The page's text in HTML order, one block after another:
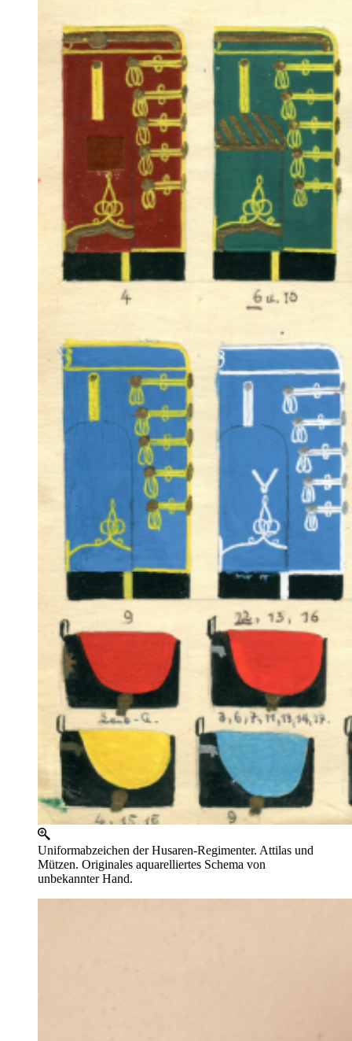
Uniformabzeichen der Husaren-Regimenter. Attilas und
Mützen. Originales aquarelliertes Schema von
unbekannter Hand.